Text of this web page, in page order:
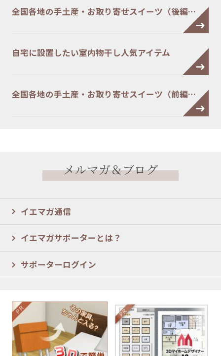
全国各地の手土産・お取り寄せスイーツ（後編…
自宅に設置したい室内物干し人気アイテム
全国各地の手土産・お取り寄せスイーツ（前編…
メルマガ＆ブログ
イエマガ通信
イエマガサポーターとは？
サポーターログイン